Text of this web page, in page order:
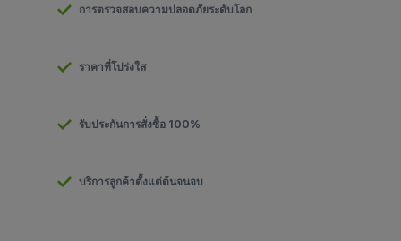
การตรวจสอบความปลอดภัยระดับโลก
ราคาที่โปร่งใส
รับประกันการสั่งซื้อ 100%
บริการลูกค้าตั้งแต่ต้นจนจบ